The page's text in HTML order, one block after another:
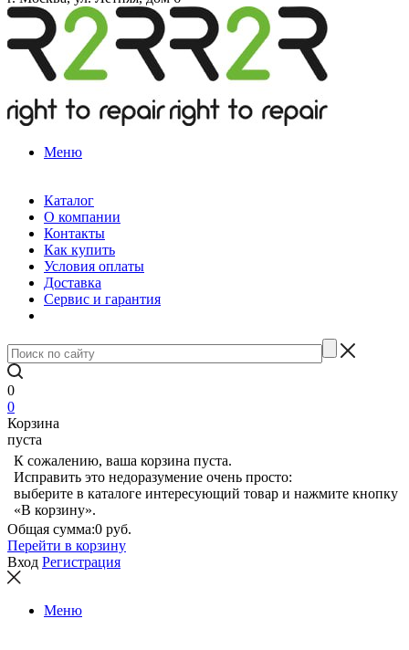
Меню
Каталог
О компании
Контакты
Как купить
Условия оплаты
Доставка
Сервис и гарантия
0
0
Корзина
пуста
К сожалению, ваша корзина пуста.
Исправить это недоразумение очень просто:
выберите в каталоге интересующий товар и нажмите кнопку
«В корзину».
Общая сумма:0 руб.
Перейти в корзину
Вход Регистрация
Меню